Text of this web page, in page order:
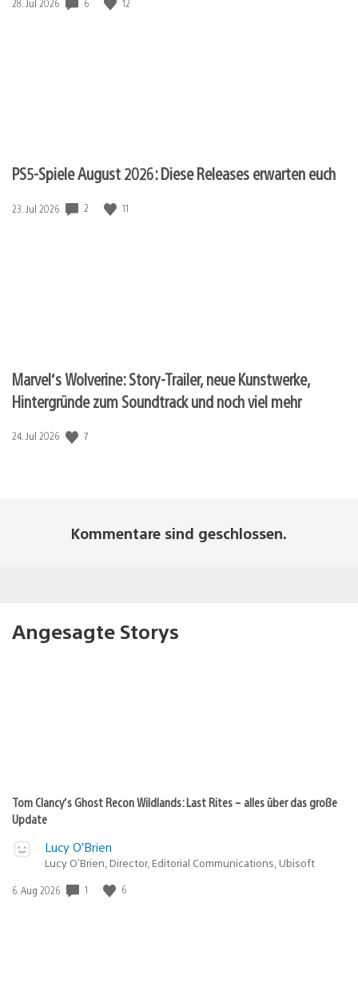
Veröffentlichungsdatum:
28. Jul 2026
PS5-Spiele August 2026: Diese Releases erwarten euch
Veröffentlichungsdatum:
23. Jul 2026 2 11
Marvel‘s Wolverine: Story-Trailer, neue Kunstwerke,
Hintergründe zum Soundtrack und noch viel mehr
Veröffentlichungsdatum:
24. Jul 2026 7
Kommentare sind geschlossen.
Angesagte Storys
Tom Clancy’s Ghost Recon Wildlands: Last Rites – alles über das große
Update
Lucy O’Brien
Lucy O’Brien, Director, Editorial Communications, Ubisoft
Veröffentlichungsdatum:
6. Aug 2026 1 6